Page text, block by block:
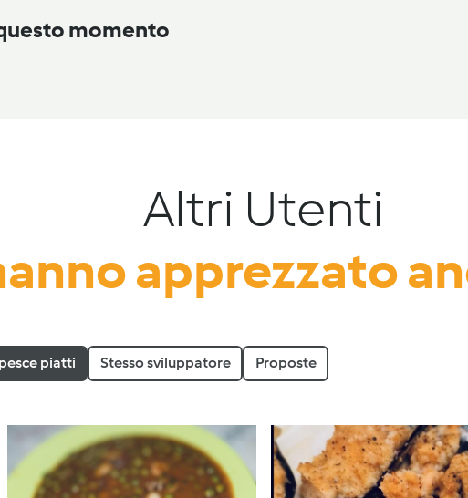
momento
Altri Utenti
apprezzato
piatti Stesso sviluppatore Proposte